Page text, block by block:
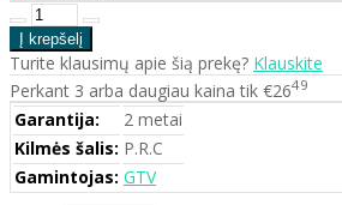
Turite klausimų apie šią prekę? Klauskite
Perkant 3 arba daugiau kaina tik €2649
Garantija:
2 metai
Kilmės šalis: P.R.C
Gamintojas: GTV